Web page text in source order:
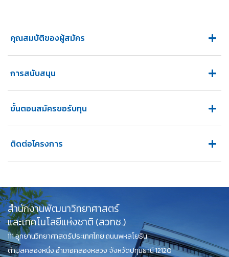
คุณสมบัติของผู้สมัคร
การสนับสนุน
ขั้นตอนสมัครขอรับทุน
ติดต่อโครงการ
สำนักงานพัฒนาวิทยาศาสตร์
และเทคโนโลยีแห่งชาติ (สวทช.)
111 อุทยานวิทยาศาสตร์ประเทศไทย ถนนพหลโยธิน
ตำบลคลองหนึ่ง อำเภอคลองหลวง จังหวัดปทุมธานี 12120